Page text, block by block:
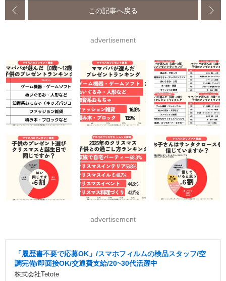
この記事へ戻る
advertisement
advertisement
「履歴書不要で応募OK」/スマホフィルムの検品スタッフ/空
調完備/即面接OK/交通費支給/20~30代活躍中
株式会社Tetote